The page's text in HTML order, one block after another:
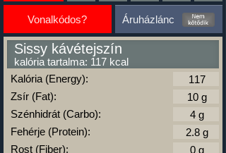
Vonalkódos? Áruházlánc
Sissy kávétejszín
kalória tartalma: 117 kcal
Kalória (Energy):
Zsír (Fat):
Szénhidrát (Carbo):
Fehérje (Protein):
Rost (Fiber):